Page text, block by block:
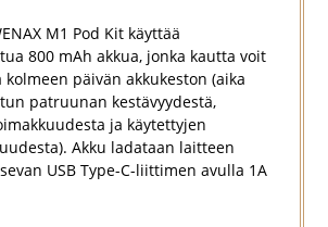
M1 Pod Kit käyttää
800 mAh akkua, jonka kautta voit
kolmeen päivän akkukeston (aika
patruunan kestävyydestä,
ja käytettyjen
Akku ladataan laitteen
USB Type-C-liittimen avulla 1A